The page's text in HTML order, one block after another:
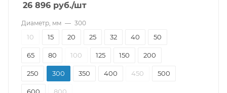
26 896 руб./шт
Диаметр, мм — 300
10 15 20 25 32 40 50
65 80 100 125 150 200
250 300 350 400 450 500